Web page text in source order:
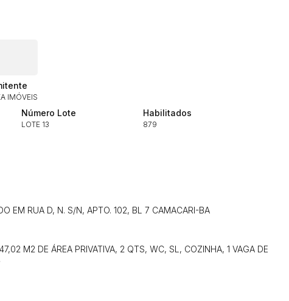
IMÓVEIS
Número Lote
LOTE 13
Habilitados
879
EM RUA D, N. S/N, APTO. 102, BL 7 CAMACARI-BA
M2 DE ÁREA PRIVATIVA, 2 QTS, WC, SL, COZINHA, 1 VAGA DE